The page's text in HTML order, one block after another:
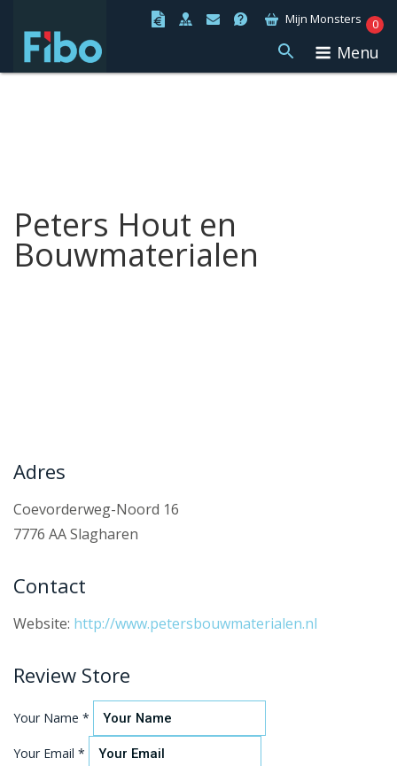
naar
Mijn Monsters 0
Menu
Peters Hout en
Bouwmaterialen
Adres
Coevorderweg-Noord 16
7776 AA Slagharen
Contact
Website: http://www.petersbouwmaterialen.nl
Review Store
Your Name *
Your Email *